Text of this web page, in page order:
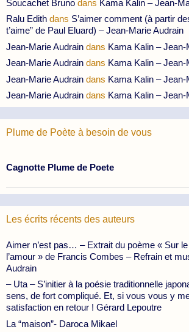
Soucachet Bruno dans Kama Kalin – Jean-
Ralu Edith dans S’aimer comment (à partir
t’aime” de Paul Eluard) – Jean-Marie Audrain
Jean-Marie Audrain dans Kama Kalin – Jean-
Jean-Marie Audrain dans Kama Kalin – Jean-
Jean-Marie Audrain dans Kama Kalin – Jean-
Jean-Marie Audrain dans Kama Kalin – Jean-
Plume de Poète à besoin de vous
Cagnotte Plume de Poete
Les écrits récents des auteurs
Aimer n’est pas… – Extrait du poème « Sur le
l’amour » de Francis Combes – Refrain et
Audrain
– Uta – S’initier à la poésie traditionnelle
sens, de fort compliqué. Et, si vous vous y
satisfaction en retour ! Gérard Lepoutre
La “maison”- Daroca Mikael